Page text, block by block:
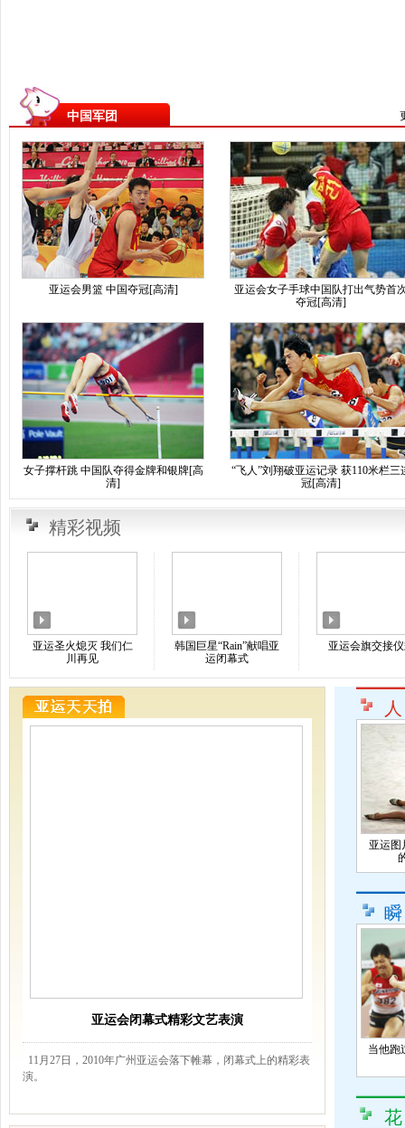
中国军团
亚运会男篮 中国夺冠[高清]
亚运会女子手球中国队打出气势首
夺冠[高清]
女子撑杆跳 中国队夺得金牌和银牌[高
清]
“飞人”刘翔破亚运记录 获110米栏三
冠[高清]
精彩视频
亚运圣火熄灭 我们仁
川再见
韩国巨星“Rain”献唱亚
运闭幕式
亚运会旗交接
亚运图
当他跑
亚运会闭幕式精彩文艺表演
11月27日，2010年广州亚运会落下帷幕，闭幕式上的精彩表
演。